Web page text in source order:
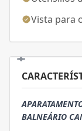
Vista para
BALNEÁRIO